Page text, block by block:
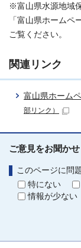
※富山県水源地域
「富山県ホームペ
ご覧ください。
関連リンク
富山県ホーム
部リンク）
ご意見をお聞かせ
このページに問
特にない
情報が少ない